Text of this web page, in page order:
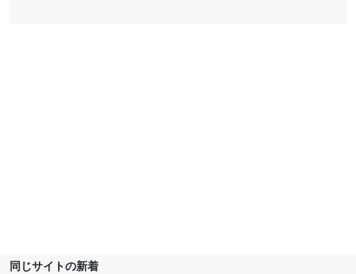
同じサイトの新着